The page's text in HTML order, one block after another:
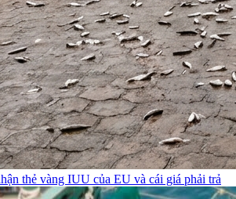
thẻ vàng IUU của EU và cái giá phải trả